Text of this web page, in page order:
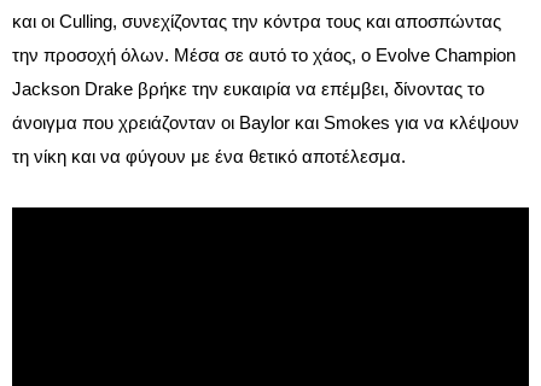
και οι Culling, συνεχίζοντας την κόντρα τους και αποσπώντας
την προσοχή όλων. Μέσα σε αυτό το χάος, ο Evolve Champion
Jackson Drake βρήκε την ευκαιρία να επέμβει, δίνοντας το
άνοιγμα που χρειάζονταν οι Baylor και Smokes για να κλέψουν
τη νίκη και να φύγουν με ένα θετικό αποτέλεσμα.